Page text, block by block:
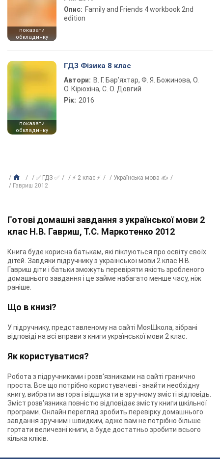
показати
обкладинку
Опис: Family and Friends 4 workbook 2nd
edition
показати
обкладинку
ГДЗ Фізика 8 клас
Автори: В. Г. Бар’яхтар, Ф. Я. Божинова, О.
О. Кірюхіна, С. О. Довгий
Рік: 2016
✅ ГДЗ ✅ ⚡ 2 клас ⚡
Українська мова ✍
Гавриш 2012
Готові домашні завдання з української мови 2
клас Н.В. Гавриш, Т.С. Маркотенко 2012
Книга буде корисна батькам, які піклуються про освіту своїх
дітей. Завдяки підручнику з української мови 2 клас Н.В.
Гавриш діти і батьки зможуть перевіряти якість зробленого
домашнього завдання і це займе набагато менше часу, ніж
раніше.
Що в книзі?
У підручнику, представленому на сайті МояШкола, зібрані
відповіді на всі вправи з книги української мови 2 клас.
Як користуватися?
Робота з підручниками і розв'язниками на сайті гранично
проста. Все що потрібно користувачеві - знайти необхідну
книгу, вибрати автора і відшукати в зручному змісті відповідь.
Зміст розв'язника повністю відповідає змісту книги шкільної
програми. Онлайн перегляд зробить перевірку домашнього
завдання зручним і швидким, адже вам не потрібно більше
гортати величезні книги, а буде достатньо зробити всього
кілька кліків.